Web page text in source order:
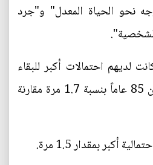
نحو الحياة المعدل" و"جرد
لديهم احتمالات أكبر للبقاء
على قيد الحياة حتى سن 85 عاماً بنسبة 1.7 مرة مقارنة
أكبر بمقدار 1.5 مرة.